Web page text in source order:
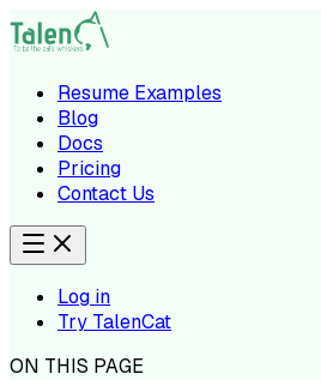
Resume Examples
Blog
Docs
Pricing
Contact Us
Log in
Try TalenCat
ON THIS PAGE